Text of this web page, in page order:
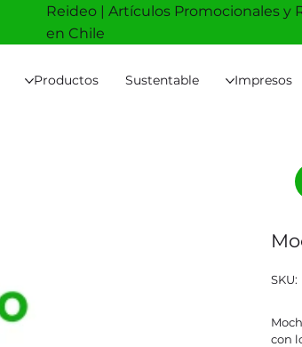
Productos Sustentable Impresos
Reideo | Artículos Promocionales y
en Chile
SKU:
con